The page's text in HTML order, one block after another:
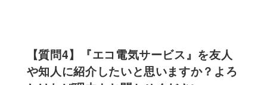
【質問4】『エコ電気サービス』を友人
や知人に紹介したいと思いますか？よろ